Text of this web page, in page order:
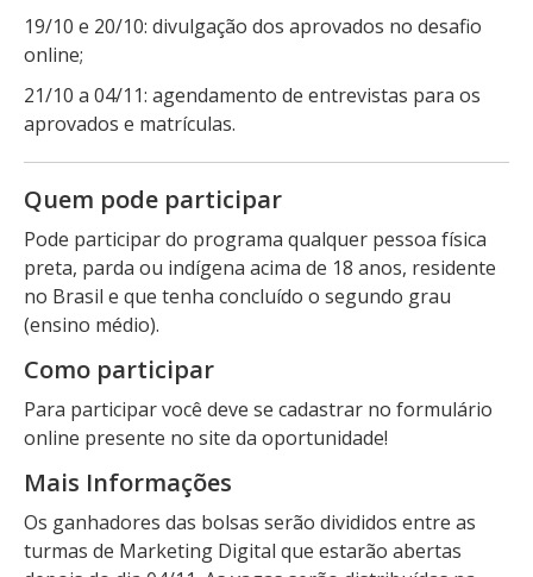
19/10 e 20/10: divulgação dos aprovados no desafio
online;
21/10 a 04/11: agendamento de entrevistas para os
aprovados e matrículas.
Quem pode participar
Pode participar do programa qualquer pessoa física
preta, parda ou indígena acima de 18 anos, residente
no Brasil e que tenha concluído o segundo grau
(ensino médio).
Como participar
Para participar você deve se cadastrar no formulário
online presente no site da oportunidade!
Mais Informações
Os ganhadores das bolsas serão divididos entre as
turmas de Marketing Digital que estarão abertas